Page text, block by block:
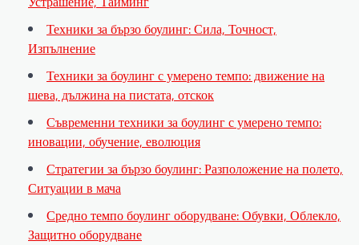
Техники за бързо боулинг: Сила, Точност,
Изпълнение
Техники за боулинг с умерено темпо: движение на
шева, дължина на пистата, отскок
Съвременни техники за боулинг с умерено темпо:
иновации, обучение, еволюция
Стратегии за бързо боулинг: Разположение на полето,
Ситуации в мача
Средно темпо боулинг оборудване: Обувки, Облекло,
Защитно оборудване